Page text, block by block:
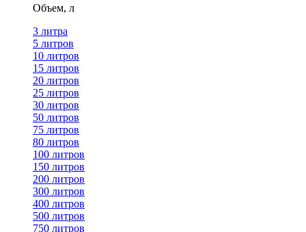
Объем, л
3 литра
5 литров
10 литров
15 литров
20 литров
25 литров
30 литров
50 литров
75 литров
80 литров
100 литров
150 литров
200 литров
300 литров
400 литров
500 литров
750 литров